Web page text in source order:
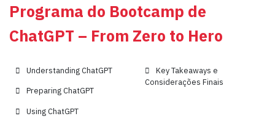
Programa do Bootcamp de
ChatGPT – From Zero to Hero
Understanding ChatGPT
Preparing ChatGPT
Using ChatGPT
Key Takeaways e
Considerações Finais